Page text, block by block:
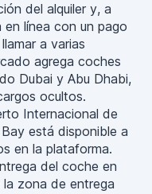
del alquiler y, a
línea con un pago
a varias
agrega coches
Dubai y Abu Dhabi,
ocultos.
Internacional de
está disponible a
en la plataforma.
del coche en
zona de entrega